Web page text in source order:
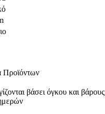
Προϊόντων
βάσει όγκου και βάρους